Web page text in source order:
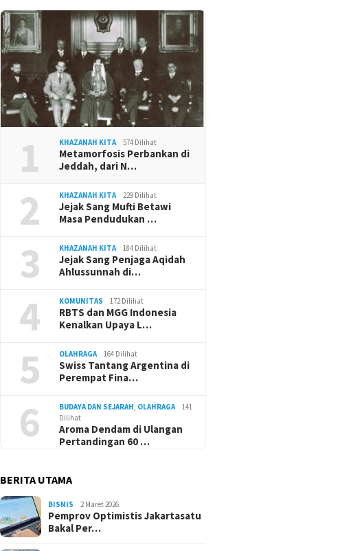
1 KHAZANAH KITA 574 Dilihat
Metamorfosis Perbankan di
Jeddah, dari N…
2 KHAZANAH KITA 229 Dilihat
Jejak Sang Mufti Betawi
Masa Pendudukan …
3 KHAZANAH KITA 184 Dilihat
Jejak Sang Penjaga Aqidah
Ahlussunnah di…
4 KOMUNITAS 172 Dilihat
RBTS dan MGG Indonesia
Kenalkan Upaya L…
5 OLAHRAGA 164 Dilihat
Swiss Tantang Argentina di
Perempat Fina…
6 BUDAYA DAN SEJARAH OLAHRAGA
141
Dilihat
Aroma Dendam di Ulangan
Pertandingan 60 …
BERITA UTAMA
BISNIS 2 Maret 2026
Pemprov Optimistis Jakartasatu
Bakal Per…